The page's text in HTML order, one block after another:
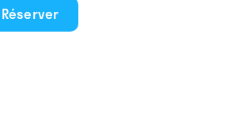
Réserver